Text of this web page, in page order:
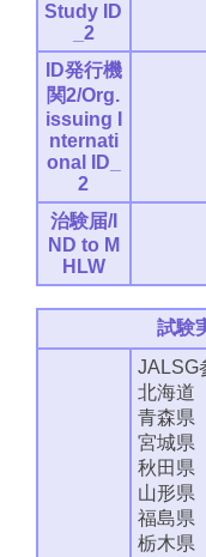
Study ID
_2
ID発行機
関2/Org.
issuing I
nternati
onal ID_
2
治験届/I
ND to M
HLW
試験
JALSG
北海道
青森県
宮城県
秋田県
山形県
福島県
栃木県